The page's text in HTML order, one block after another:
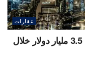
عقارات
إعمار تسجّل ارتفاعاً في صافي الأرباح 3.5 مليار دولار خلال